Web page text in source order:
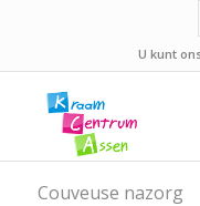
U kunt
Couveuse nazorg